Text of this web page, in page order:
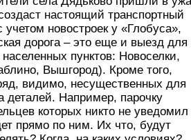
настоящий транспортный
новостроек у «Глобуса»,
дорога – это еще и выезд для
пунктов: Новоселки,
Вышгород). Кроме того,
видимо, несущественных для
деталей. Например, парочку
которых никто не уведомил
прямо по ним. Их что, будут